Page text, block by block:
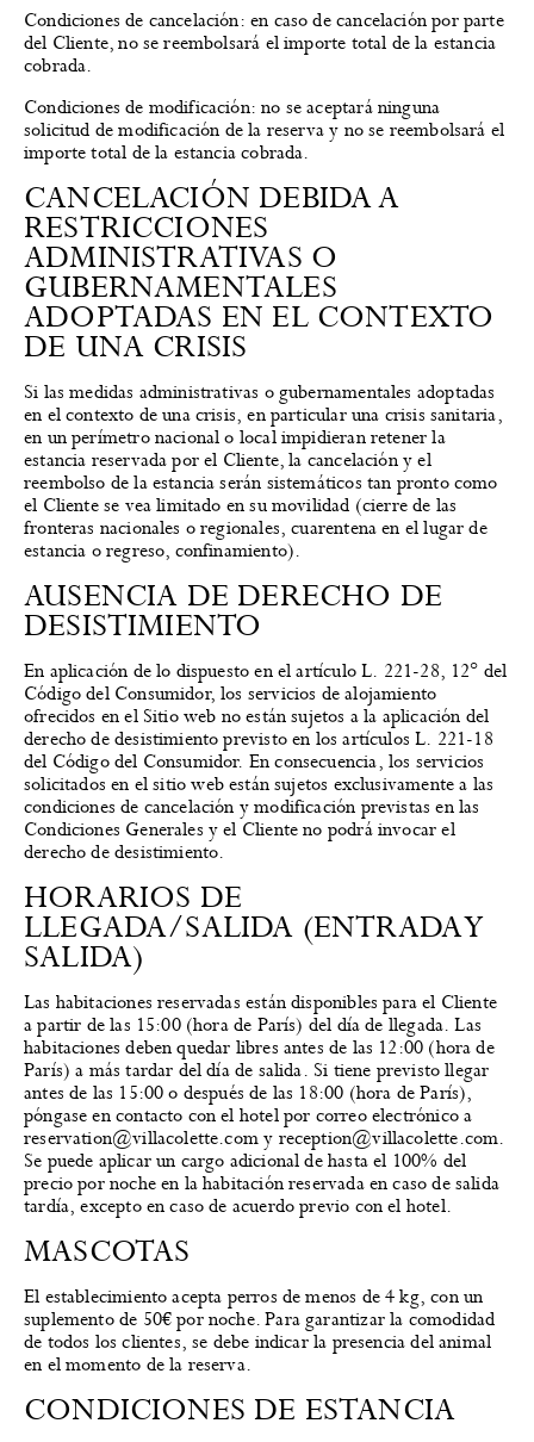
Condiciones de cancelación: en caso de cancelación por parte
del Cliente, no se reembolsará el importe total de la estancia
cobrada.
Condiciones de modificación: no se aceptará ninguna
solicitud de modificación de la reserva y no se reembolsará el
importe total de la estancia cobrada.
CANCELACIÓN DEBIDA A
RESTRICCIONES
ADMINISTRATIVAS O
GUBERNAMENTALES
ADOPTADAS EN EL CONTEXTO
DE UNA CRISIS
Si las medidas administrativas o gubernamentales adoptadas
en el contexto de una crisis, en particular una crisis sanitaria,
en un perímetro nacional o local impidieran retener la
estancia reservada por el Cliente, la cancelación y el
reembolso de la estancia serán sistemáticos tan pronto como
el Cliente se vea limitado en su movilidad (cierre de las
fronteras nacionales o regionales, cuarentena en el lugar de
estancia o regreso, confinamiento).
AUSENCIA DE DERECHO DE
DESISTIMIENTO
En aplicación de lo dispuesto en el artículo L. 221-28, 12° del
Código del Consumidor, los servicios de alojamiento
ofrecidos en el Sitio web no están sujetos a la aplicación del
derecho de desistimiento previsto en los artículos L. 221-18
del Código del Consumidor. En consecuencia, los servicios
solicitados en el sitio web están sujetos exclusivamente a las
condiciones de cancelación y modificación previstas en las
Condiciones Generales y el Cliente no podrá invocar el
derecho de desistimiento.
HORARIOS DE
LLEGADA/SALIDA (ENTRADA Y
SALIDA)
Las habitaciones reservadas están disponibles para el Cliente
a partir de las 15:00 (hora de París) del día de llegada. Las
habitaciones deben quedar libres antes de las 12:00 (hora de
París) a más tardar del día de salida. Si tiene previsto llegar
antes de las 15:00 o después de las 18:00 (hora de París),
póngase en contacto con el hotel por correo electrónico a
reservation@villacolette.com y reception@villacolette.com.
Se puede aplicar un cargo adicional de hasta el 100% del
precio por noche en la habitación reservada en caso de salida
tardía, excepto en caso de acuerdo previo con el hotel.
MASCOTAS
El establecimiento acepta perros de menos de 4 kg, con un
suplemento de 50€ por noche. Para garantizar la comodidad
de todos los clientes, se debe indicar la presencia del animal
en el momento de la reserva.
CONDICIONES DE ESTANCIA